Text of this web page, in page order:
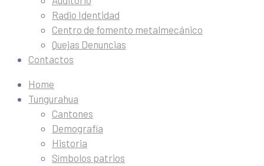
Radio Identidad
Centro de fomento metalmecánico
Quejas Denuncias
Contactos
Home
Tungurahua
Cantones
Demografía
Historia
Símbolos patrios